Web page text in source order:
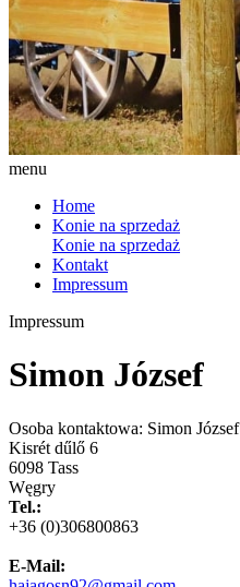
menu
Home
Konie na sprzedaż
Konie na sprzedaż
Kontakt
Impressum
Impressum
Simon József
Osoba kontaktowa: Simon József
Kisrét dűlő 6
6098 Tass
Węgry
Tel.:
+36 (0)306800863
E-Mail: